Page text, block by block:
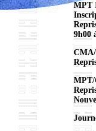
MPT
9h00
CMA/
MPT/